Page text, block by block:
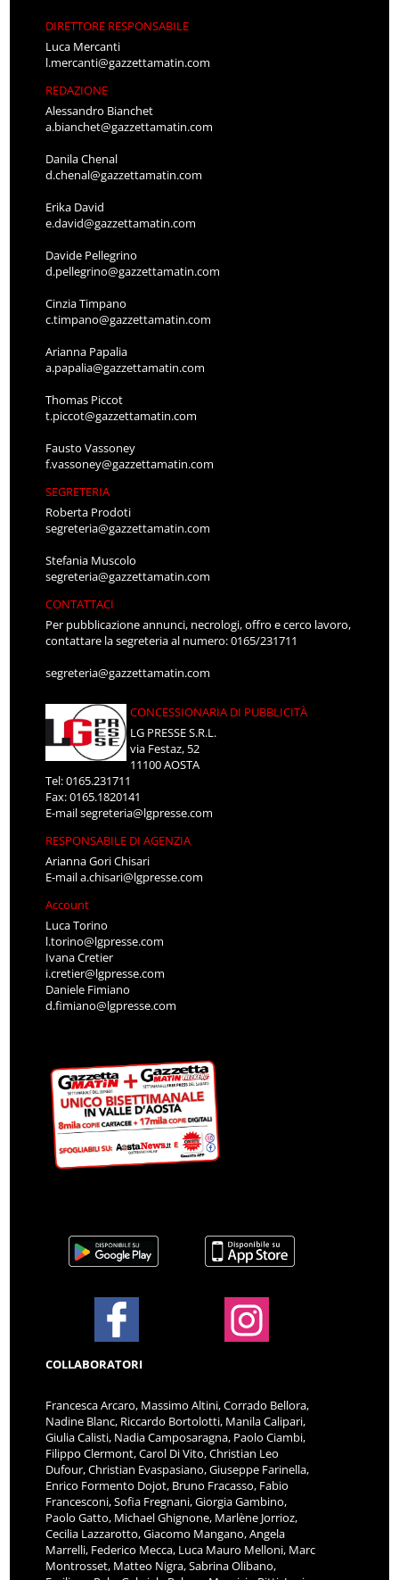
DIRETTORE RESPONSABILE
Luca Mercanti
l.mercanti@gazzettamatin.com
REDAZIONE
Alessandro Bianchet
a.bianchet@gazzettamatin.com
Danila Chenal
d.chenal@gazzettamatin.com
Erika David
e.david@gazzettamatin.com
Davide Pellegrino
d.pellegrino@gazzettamatin.com
Cinzia Timpano
c.timpano@gazzettamatin.com
Arianna Papalia
a.papalia@gazzettamatin.com
Thomas Piccot
t.piccot@gazzettamatin.com
Fausto Vassoney
f.vassoney@gazzettamatin.com
SEGRETERIA
Roberta Prodoti
segreteria@gazzettamatin.com
Stefania Muscolo
segreteria@gazzettamatin.com
CONTATTACI
Per pubblicazione annunci, necrologi, offro e cerco lavoro,
contattare la segreteria al numero: 0165/231711
segreteria@gazzettamatin.com
CONCESSIONARIA DI PUBBLICITÀ
LG PRESSE S.R.L.
via Festaz, 52
11100 AOSTA
Tel: 0165.231711
Fax: 0165.1820141
E-mailsegreteria@lgpresse.com
RESPONSABILE DI AGENZIA
Arianna Gori Chisari
E-maila.chisari@lgpresse.com
Account
Luca Torino
l.torino@lgpresse.com
Ivana Cretier
i.cretier@lgpresse.com
Daniele Fimiano
d.fimiano@lgpresse.com
COLLABORATORI
Francesca Arcaro, Massimo Altini, Corrado Bellora,
Nadine Blanc, Riccardo Bortolotti, Manila Calipari,
Giulia Calisti, Nadia Camposaragna, Paolo Ciambi,
Filippo Clermont, Carol Di Vito, Christian Leo
Dufour, Christian Evaspasiano, Giuseppe Farinella,
Enrico Formento Dojot, Bruno Fracasso, Fabio
Francesconi, Sofia Fregnani, Giorgia Gambino,
Paolo Gatto, Michael Ghignone, Marlène Jorrioz,
Cecilia Lazzarotto, Giacomo Mangano, Angela
Marrelli, Federico Mecca, Luca Mauro Melloni, Marc
Montrosset, Matteo Nigra, Sabrina Olibano,